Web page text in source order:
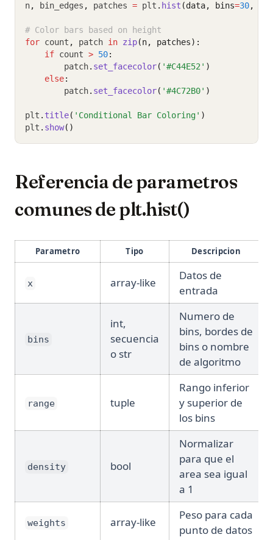
n, bin_edges , patches = plt . hist (data, bins=30,
# Color bars based on height
for count , patch in zip(n, patches):
if count > 50:
        patch
. set_facecolor( '#C44E52' )
else:
        patch
. set_facecolor( '#4C72B0' )
plt . title( 'Conditional Bar Coloring' )
plt . show()
Referencia de parametros
comunes de plt.hist()
Parametro Tipo Descripcion
x array-like
Datos de
entrada
bins
int,
secuencia
o str
Numero de
bins, bordes de
bins o nombre
de algoritmo
range tuple
Rango inferior
y superior de
los bins
density bool
Normalizar
para que el
area sea igual
a 1
weights array-like
Peso para cada
punto de datos